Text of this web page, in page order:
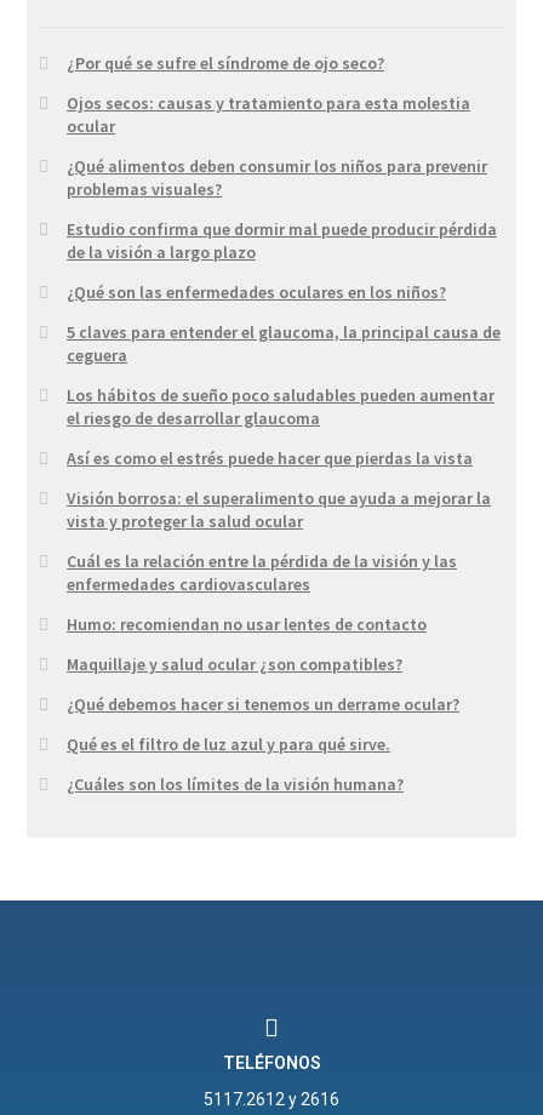
¿Por qué se sufre el síndrome de ojo seco?
Ojos secos: causas y tratamiento para esta molestia
ocular
¿Qué alimentos deben consumir los niños para prevenir
problemas visuales?
Estudio confirma que dormir mal puede producir pérdida
de la visión a largo plazo
¿Qué son las enfermedades oculares en los niños?
5 claves para entender el glaucoma, la principal causa de
ceguera
Los hábitos de sueño poco saludables pueden aumentar
el riesgo de desarrollar glaucoma
Así es como el estrés puede hacer que pierdas la vista
Visión borrosa: el superalimento que ayuda a mejorar la
vista y proteger la salud ocular
Cuál es la relación entre la pérdida de la visión y las
enfermedades cardiovasculares
Humo: recomiendan no usar lentes de contacto
Maquillaje y salud ocular ¿son compatibles?
¿Qué debemos hacer si tenemos un derrame ocular?
Qué es el filtro de luz azul y para qué sirve.
¿Cuáles son los límites de la visión humana?
TELÉFONOS
5117.2612 y 2616